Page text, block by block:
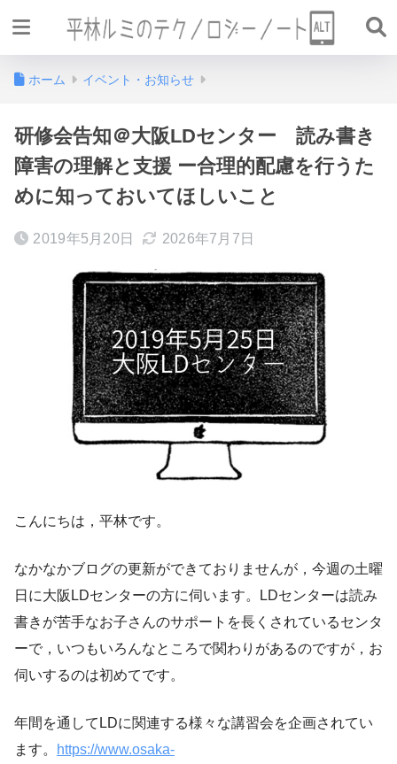
ホーム イベント・お知らせ
研修会告知＠大阪LDセンター 読み書き
障害の理解と支援 ー合理的配慮を行うた
めに知っておいてほしいこと
2019年5月20日 2026年7月7日
こんにちは，平林です。
なかなかブログの更新ができておりませんが，今週の土曜
日に大阪LDセンターの方に伺います。LDセンターは読み
書きが苦手なお子さんのサポートを長くされているセンタ
ーで，いつもいろんなところで関わりがあるのですが，お
伺いするのは初めてです。
年間を通してLDに関連する様々な講習会を企画されてい
ます。
https://www.osaka-